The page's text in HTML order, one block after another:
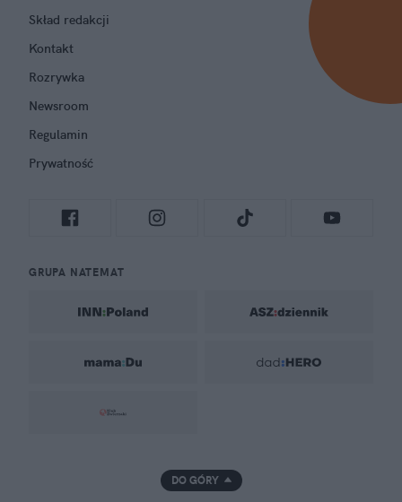
Skład redakcji
Kontakt
Rozrywka
Newsroom
Regulamin
Prywatność
GRUPA NATEMAT
DO GÓRY